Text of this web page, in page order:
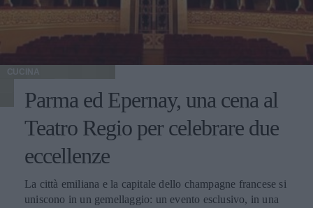
CUCINA
Parma ed Epernay, una cena al
Teatro Regio per celebrare due
eccellenze
La città emiliana e la capitale dello champagne francese si
uniscono in un gemellaggio: un evento esclusivo, in una